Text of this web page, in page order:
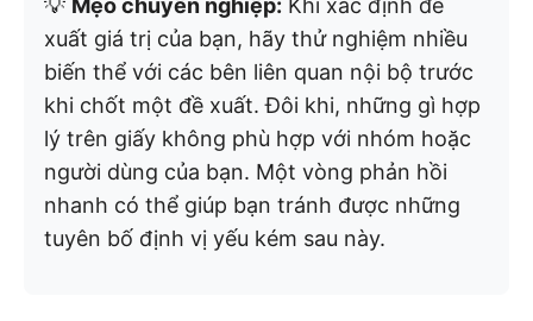
xuất giá trị của bạn, hãy thử nghiệm nhiều
biến thể với các bên liên quan nội bộ trước
khi chốt một đề xuất. Đôi khi, những gì hợp
lý trên giấy không phù hợp với nhóm hoặc
người dùng của bạn. Một vòng phản hồi
nhanh có thể giúp bạn tránh được những
tuyên bố định vị yếu kém sau này.